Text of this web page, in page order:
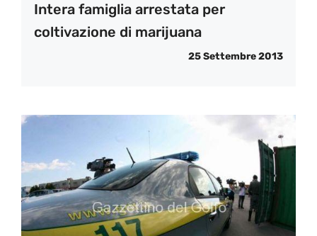
Intera famiglia arrestata per
coltivazione di marijuana
25 Settembre 2013